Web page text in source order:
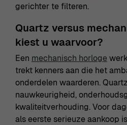
gerichter te filteren.
Quartz versus
kiest u waarvoor?
Een mechanisch horloge
trekt kenners aan die het
onderdelen waarderen.
nauwkeurigheid,
kwaliteitverhouding. Voor
als eerste serieuze aankoop